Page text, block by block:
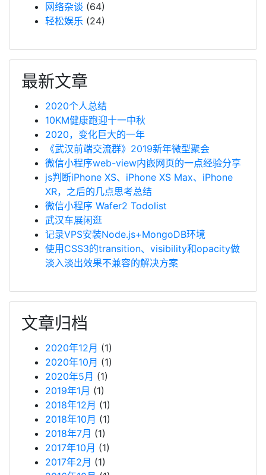
网络杂谈 (64)
轻松娱乐 (24)
最新文章
2020个人总结
10KM健康跑迎十一中秋
2020，变化巨大的一年
《武汉前端交流群》2019新年微型聚会
微信小程序web-view内嵌网页的一点经验分享
js判断iPhone XS、iPhone XS Max、iPhone
XR，之后的几点思考总结
微信小程序 Wafer2 Todolist
武汉车展闲逛
记录VPS安装Node.js+MongoDB环境
使用CSS3的transition、visibility和opacity做
淡入淡出效果不兼容的解决方案
文章归档
2020年12月 (1)
2020年10月 (1)
2020年5月 (1)
2019年1月 (1)
2018年12月 (1)
2018年10月 (1)
2018年7月 (1)
2017年10月 (1)
2017年2月 (1)